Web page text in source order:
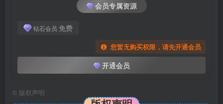
会员专属资源
钻石会员 免费
您暂无购买权限，请先开通会员
开通会员
© 版权声明